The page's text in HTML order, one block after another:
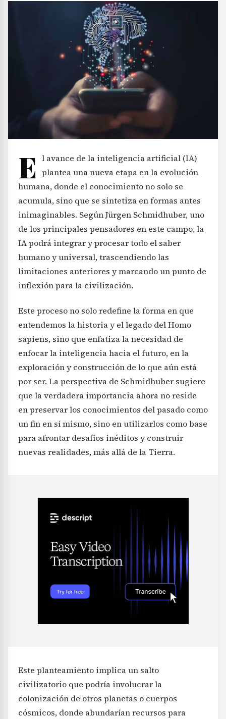
E l avance de la inteligencia artificial (IA)
plantea una nueva etapa en la evolución
humana, donde el conocimiento no solo se
acumula, sino que se sintetiza en formas antes
inimaginables. Según Jürgen Schmidhuber, uno
de los principales pensadores en este campo, la
IA podrá integrar y procesar todo el saber
humano y universal, trascendiendo las
limitaciones anteriores y marcando un punto de
inflexión para la civilización.
Este proceso no solo redefine la forma en que
entendemos la historia y el legado del Homo
sapiens, sino que enfatiza la necesidad de
enfocar la inteligencia hacia el futuro, en la
exploración y construcción de lo que aún está
por ser. La perspectiva de Schmidhuber sugiere
que la verdadera importancia ahora no reside
en preservar los conocimientos del pasado como
un fin en sí mismo, sino en utilizarlos como base
para afrontar desafíos inéditos y construir
nuevas realidades, más allá de la Tierra.
Este planteamiento implica un salto
civilizatorio que podría involucrar la
colonización de otros planetas o cuerpos
cósmicos, donde abundarían recursos para